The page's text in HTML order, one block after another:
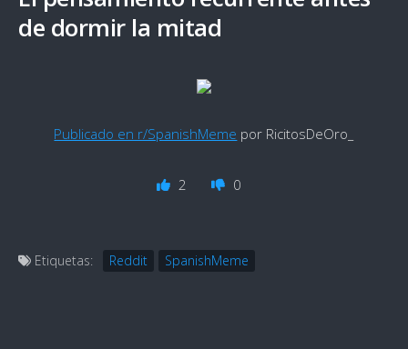
de dormir la mitad
Publicado en r/SpanishMeme por RicitosDeOro_
2 0
Etiquetas: Reddit SpanishMeme